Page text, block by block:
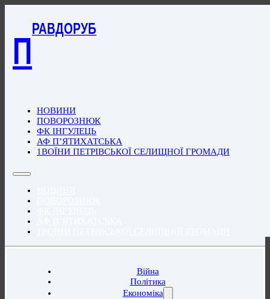
П
РАВДОРУБ
НОВИНИ
ПОВОРОЗНЮК
ФК ІНГУЛЕЦЬ
АФ П’ЯТИХАТСЬКА
1ВОЇНИ ПЕТРІВСЬКОЇ СЕЛИЩНОЇ ГРОМАДИ
Війна
Політика
Економіка